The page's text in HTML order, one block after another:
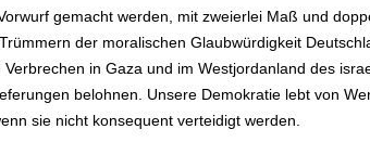
gemacht werden, mit zweierlei Maß und
der moralischen Glaubwürdigkeit
in Gaza und im Westjordanland des
belohnen. Unsere Demokratie lebt von
sie nicht konsequent verteidigt werden.